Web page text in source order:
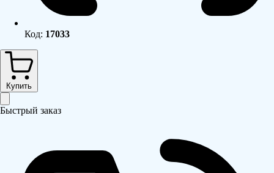
Код: 17033
Купить
Быстрый заказ